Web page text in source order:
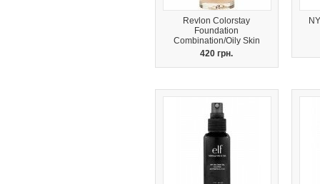
Revlon Colorstay
Foundation
Combination/Oily Skin
420 грн.